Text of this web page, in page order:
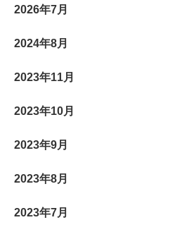
2026年7月
2024年8月
2023年11月
2023年10月
2023年9月
2023年8月
2023年7月